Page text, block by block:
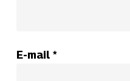
E-mail *